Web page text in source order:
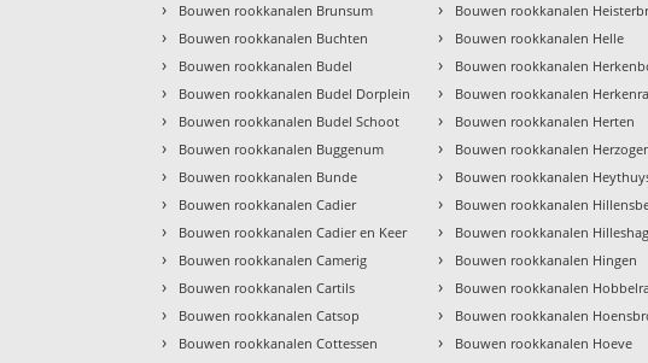
› Bouwen rookkanalen Brunsum
› Bouwen rookkanalen Buchten
› Bouwen rookkanalen Budel
› Bouwen rookkanalen Budel Dorplein
› Bouwen rookkanalen Budel Schoot
› Bouwen rookkanalen Buggenum
› Bouwen rookkanalen Bunde
› Bouwen rookkanalen Cadier
› Bouwen rookkanalen Cadier en Keer
› Bouwen rookkanalen Camerig
› Bouwen rookkanalen Cartils
› Bouwen rookkanalen Catsop
› Bouwen rookkanalen Cottessen
› Bouwen rookkanalen
› Bouwen rookkanalen Helle
› Bouwen rookkanalen
› Bouwen rookkanalen
› Bouwen rookkanalen Herten
› Bouwen rookkanalen
› Bouwen rookkanalen
› Bouwen rookkanalen
› Bouwen rookkanalen
› Bouwen rookkanalen Hingen
› Bouwen rookkanalen
› Bouwen rookkanalen
› Bouwen rookkanalen Hoeve